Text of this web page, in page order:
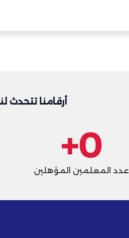
أرقامنا تتحدث
عدد المعلمين المؤهلين
0
+